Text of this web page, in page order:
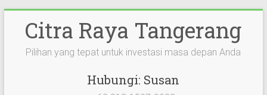
Citra Raya Tangerang
Pilihan yang tepat untuk investasi masa depan Anda
Hubungi: Susan